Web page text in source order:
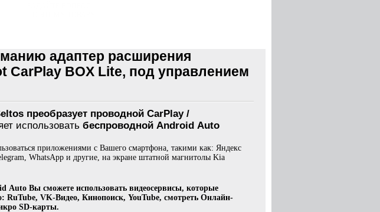
адаптер расширения
BOX Lite, под управлением
преобразует проводной CarPlay /
использовать беспроводной Android Auto
приложениями с Вашего смартфона, такими как: Яндекс
WhatsApp и другие, на экране штатной магнитолы Kia
Вы сможете использовать видеосервисы, которые
RuTube, VK-Видео, Кинопоиск, YouTube, смотреть Онлайн-
SD-карты.